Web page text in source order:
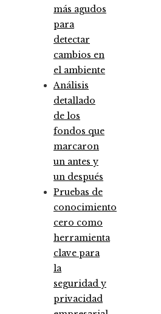
más agudos
para
detectar
cambios en
el ambiente
Análisis
detallado
de los
fondos que
marcaron
un antes y
un después
Pruebas de
conocimiento
cero como
herramienta
clave para
la
seguridad y
privacidad